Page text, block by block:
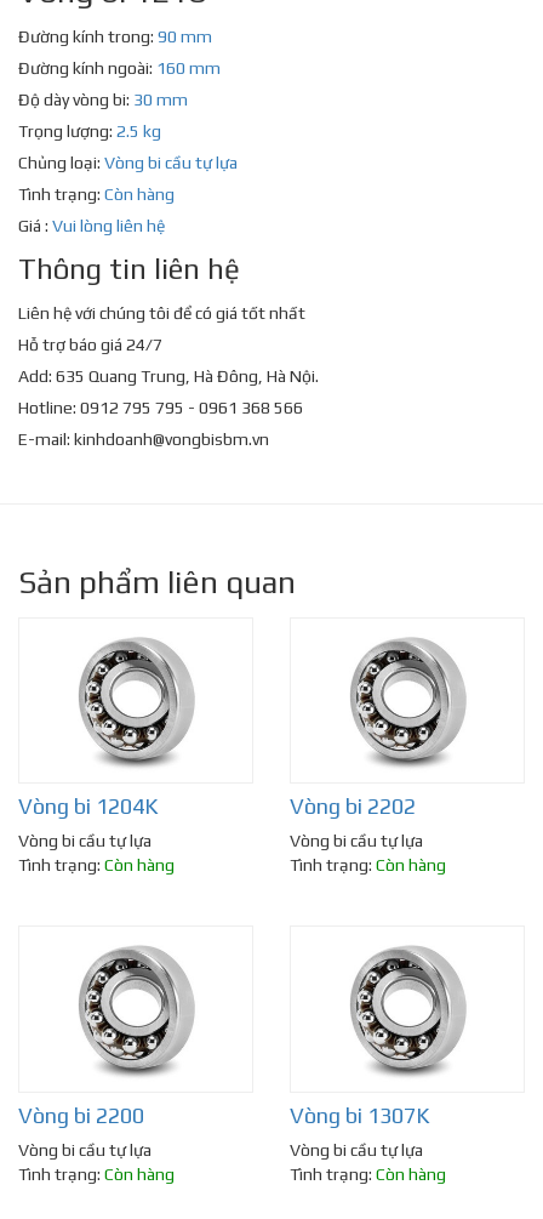
Đường kính trong: 90 mm
Đường kính ngoài: 160 mm
Độ dày vòng bi: 30 mm
Trọng lượng: 2.5 kg
Chủng loại: Vòng bi cầu tự lựa
Tình trạng: Còn hàng
Giá : Vui lòng liên hệ
Thông tin liên hệ
Liên hệ với chúng tôi để có giá tốt nhất
Hỗ trợ báo giá 24/7
Add: 635 Quang Trung, Hà Đông, Hà Nội.
Hotline: 0912 795 795 - 0961 368 566
E-mail: kinhdoanh@vongbisbm.vn
Sản phẩm liên quan
Vòng bi 1204K
Vòng bi cầu tự lựa
Tình trạng: Còn hàng
Vòng bi 2202
Vòng bi cầu tự lựa
Tình trạng: Còn hàng
Vòng bi 2200
Vòng bi cầu tự lựa
Tình trạng: Còn hàng
Vòng bi 1307K
Vòng bi cầu tự lựa
Tình trạng: Còn hàng